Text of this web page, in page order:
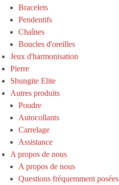
Bracelets
Pendentifs
Chaînes
Boucles d'oreilles
Jeux d'harmonisation
Pierre
Shungite Elite
Autres produits
Poudre
Autocollants
Carrelage
Assistance
A propos de nous
A propos de nous
Questions fréquemment posées